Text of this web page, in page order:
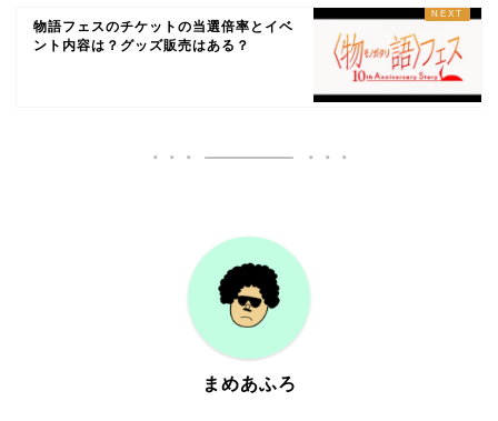
物語フェスのチケットの当選倍率とイベ
ント内容は？グッズ販売はある？
まめあふろ